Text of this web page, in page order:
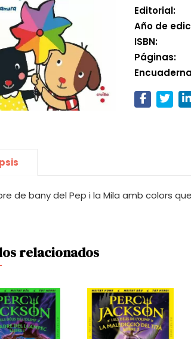
Editorial:
Año de
ISBN:
Páginas:
de bany del Pep i la Mila amb colors
relacionados